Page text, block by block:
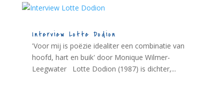
Interview Lotte Dodion
'Voor mij is poëzie idealiter een combinatie van
hoofd, hart en buik' door Monique Wilmer-
Leegwater Lotte Dodion (1987) is dichter,...